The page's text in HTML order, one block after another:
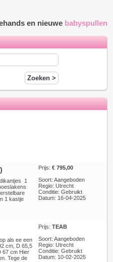
en nieuwe babyspullen
1
1 kastje
Prijs: € 795,00
Soort: Aangeboden
Regio: Utrecht
Conditie: Gebruikt
Datum: 16-04-2025
als ee een
cm, D 65,5
67 cm Hier
Tege de
Prijs: TEAB
Soort: Aangeboden
Regio: Utrecht
Conditie: Gebruikt
Datum: 10-02-2025